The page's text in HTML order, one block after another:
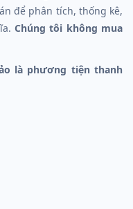
để phân tích, thống kê,
Chúng tôi không mua
là phương tiện thanh